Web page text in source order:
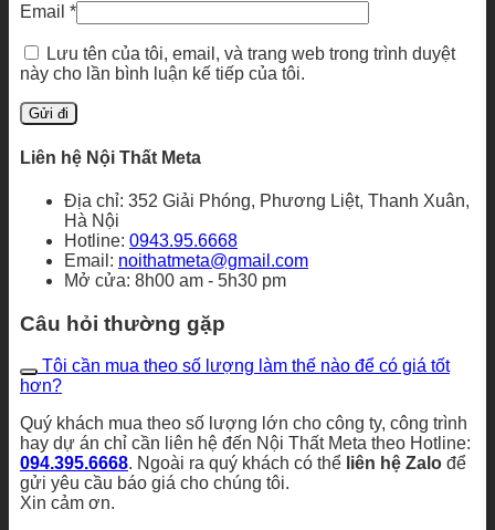
Email *
Lưu tên của tôi, email, và trang web trong trình duyệt
này cho lần bình luận kế tiếp của tôi.
Liên hệ Nội Thất Meta
Địa chỉ: 352 Giải Phóng, Phương Liệt, Thanh Xuân,
Hà Nội
Hotline: 0943.95.6668
Email: noithatmeta@gmail.com
Mở cửa: 8h00 am - 5h30 pm
Câu hỏi thường gặp
Tôi cần mua theo số lượng làm thế nào để có giá tốt
hơn?
Quý khách mua theo số lượng lớn cho công ty, công trình
hay dự án chỉ cần liên hệ đến Nội Thất Meta theo Hotline:
094.395.6668. Ngoài ra quý khách có thể liên hệ Zalo để
gửi yêu cầu báo giá cho chúng tôi.
Xin cảm ơn.